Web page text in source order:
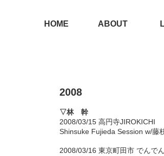
HOME ABOUT
2008
▽林 幹
2008/03/15 高円寺JIROKICHI
Shinsuke Fujieda Session w/藤
2008/03/16 東京町田市 でんで